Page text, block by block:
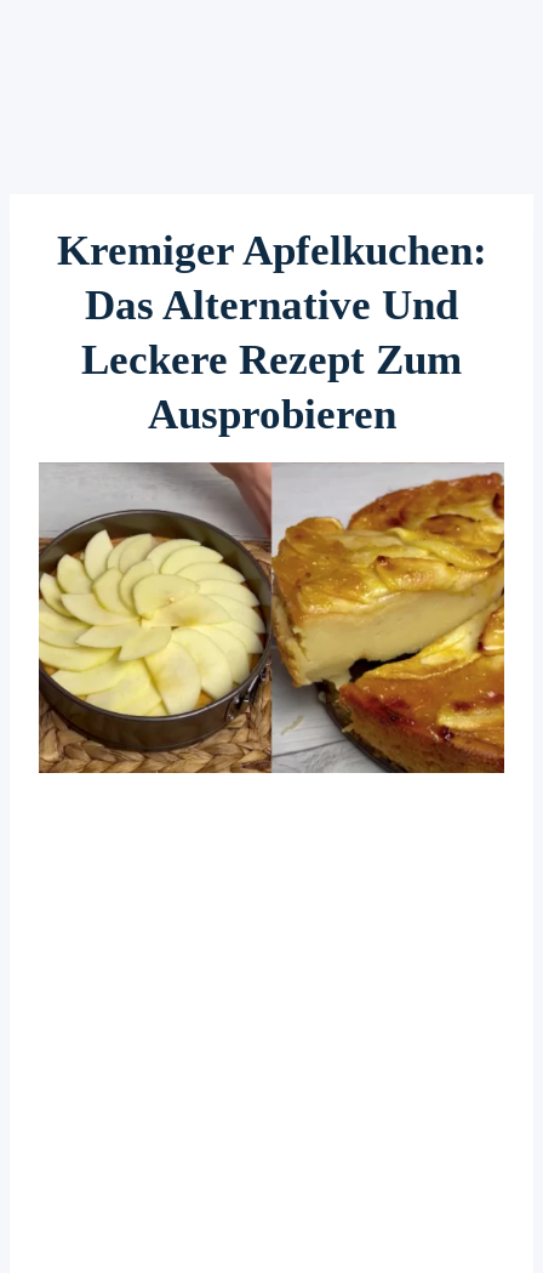
Kremiger Apfelkuchen:
Das Alternative Und
Leckere Rezept Zum
Ausprobieren